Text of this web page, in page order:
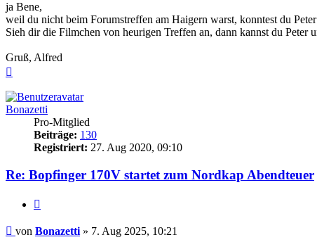
ja Bene,
weil du nicht beim Forumstreffen am Haigern warst, konntest du
Sieh dir die Filmchen von heurigen Treffen an, dann kannst du Peter
Gruß, Alfred
Bonazetti
Pro-Mitglied
Beiträge: 130
Registriert: 27. Aug 2020, 09:10
Re: Bopfinger 170V startet zum Nordkap Abendteuer
Beitrag
von Bonazetti » 7. Aug 2025, 10:21